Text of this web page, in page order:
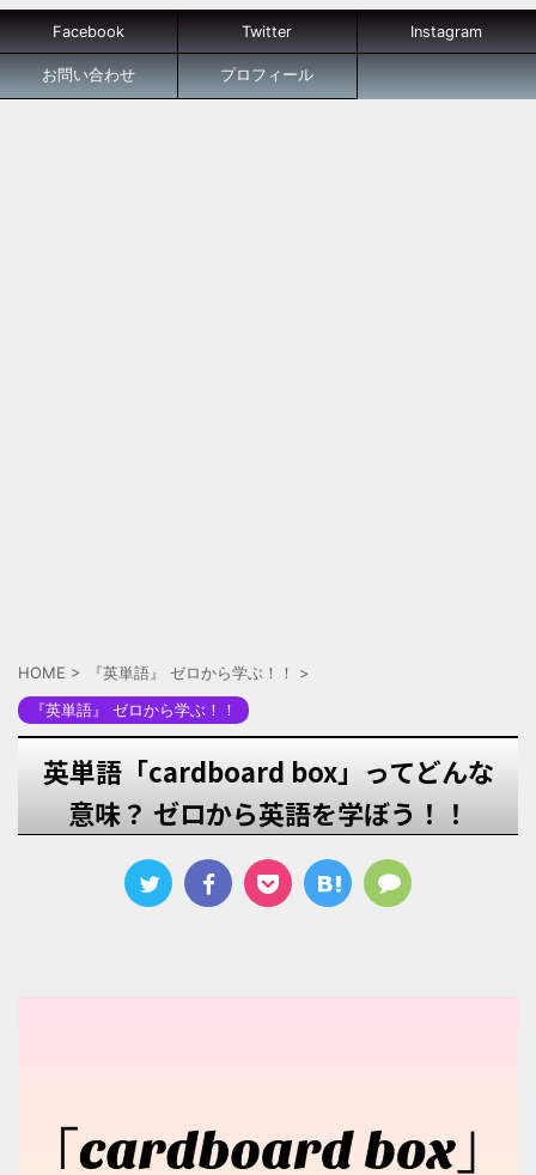
Facebook Twitter Instagram
お問い合わせ プロフィール
HOME > 『英単語』 ゼロから学ぶ！！
>
『英単語』 ゼロから学ぶ！！
英単語「cardboard box」ってどんな
意味？ ゼロから英語を学ぼう！！